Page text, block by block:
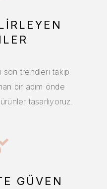
son trendleri takip
bir adım önde
tasarlıyoruz.
GÜVEN